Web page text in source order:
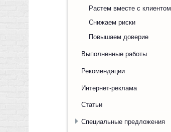
Растем вместе с клиентом
Снижаем риски
Повышаем доверие
Выполненные работы
Рекомендации
Интернет-реклама
Статьи
Специальные предложения